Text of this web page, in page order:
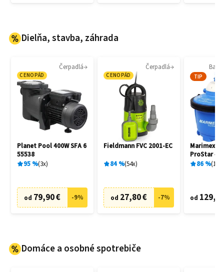
Dielňa, stavba, záhrada
Čerpadlá
CENOPÁD
Planet Pool 400W SFA 6
55538
95% 3x
od 79,90 € -9%
Čerpadlá
CENOPÁD
Fieldmann FVC 2001-EC
84% 54x
od 27,80 € -7%
TIP
Marimex
ProStar 4
filtrácia
86% 136
od
Domáce a osobné spotrebiče